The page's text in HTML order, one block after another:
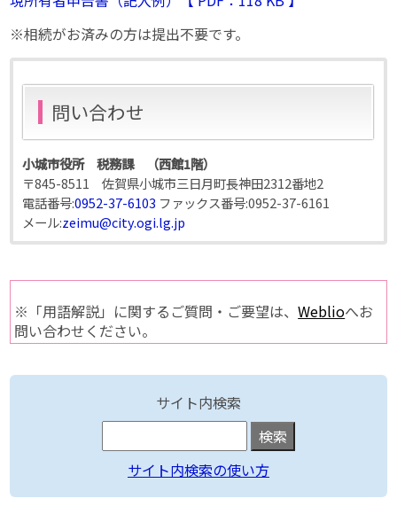
※相続がお済みの方は提出不要です。
問い合わせ
小城市役所 税務課 （西館1階）
〒845-8511 佐賀県小城市三日月町長神田2312番地2
電話番号:0952-37-6103 ファックス番号:0952-37-6161
メール:zeimu@city.ogi.lg.jp
※「用語解説」に関するご質問・ご要望は、Weblioへお
問い合わせください。
サイト内検索
サイト内検索の使い方